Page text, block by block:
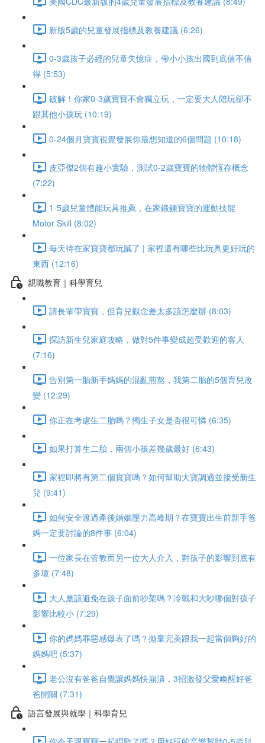
新版5歲的兒童發展指標及教養建議 (6:26)
0-3歲孩子必經的兒童失憶症，帶小小孩出國到底值不值
得 (5:53)
破解！你家0-3歲寶寶不會獨立玩，一定要大人陪玩卻不
跟其他小孩玩 (10:19)
0-24個月寶寶視覺發展你最想知道的6個問題 (10:18)
皮亞傑2個有趣小實驗，測試0-2歲寶寶的物體恆存概念
(7:22)
1-5歲兒童體能玩具推薦，在家鍛鍊寶寶的運動技能
Motor Skill (8:02)
每天待在家寶寶都玩膩了 | 家裡還有哪些比玩具更好玩的
東西 (12:16)
親職教育｜科學育兒
請長輩帶寶寶，但育兒觀念差太多該怎麼辦 (8:03)
探訪新生兒家庭攻略，做對5件事變成超受歡迎的客人
(7:16)
告別第一胎新手媽媽的混亂煎熬，我第二胎的5個育兒改
變 (12:29)
你正在考慮生二胎嗎？獨生子女是否很可憐 (6:35)
如果打算生二胎，兩個小孩差幾歲最好 (6:43)
家裡即將有第二個寶寶嗎？如何幫助大寶調適並接受新生
兒 (9:41)
如何安全渡過產後婚姻壓力高峰期？在寶寶出生前新手爸
媽一定要討論的8件事 (6:04)
一位家長在管教而另一位大人介入，對孩子的影響到底有
多壞 (7:48)
大人應該避免在孩子面前吵架嗎？冷戰和大吵哪個對孩子
影響比較小 (7:29)
你的媽媽罪惡感爆表了嗎？拋棄完美跟我一起當個夠好的
媽媽吧 (5:37)
老公沒有爸爸自覺讓媽媽快崩潰，3招激發父愛喚醒好爸
爸開關 (7:31)
語言發展與就學｜科學育兒